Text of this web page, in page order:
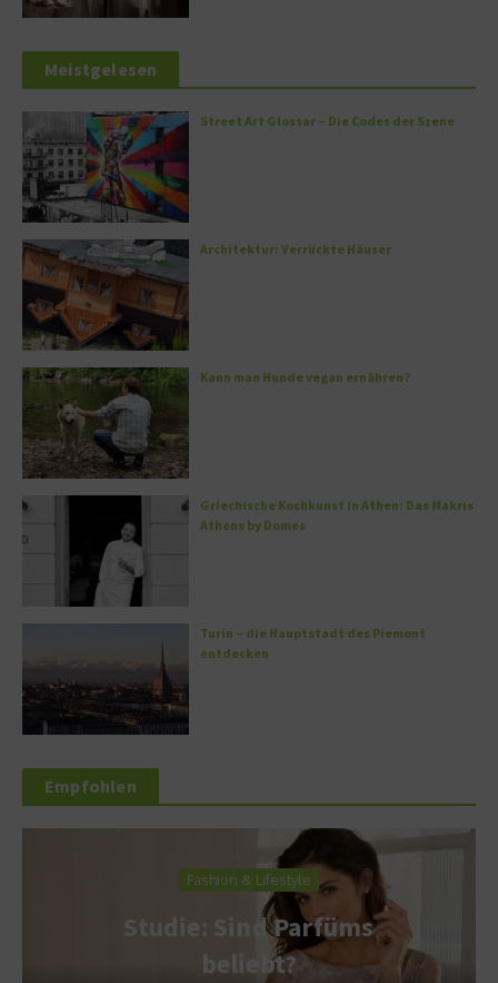
Meistgelesen
Street Art Glossar – Die Codes der Szene
Architektur: Verrückte Häuser
Kann man Hunde vegan ernähren?
Griechische Kochkunst in Athen: Das Makris
Athens by Domes
Turin – die Hauptstadt des Piemont
entdecken
Empfohlen
Fashion & Lifestyle
Studie: Sind Parfüms
beliebt?